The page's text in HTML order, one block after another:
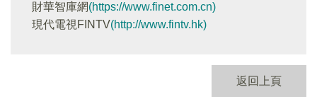
財華智庫網(https://www.finet.com.cn)
現代電視FINTV(http://www.fintv.hk)
返回上頁